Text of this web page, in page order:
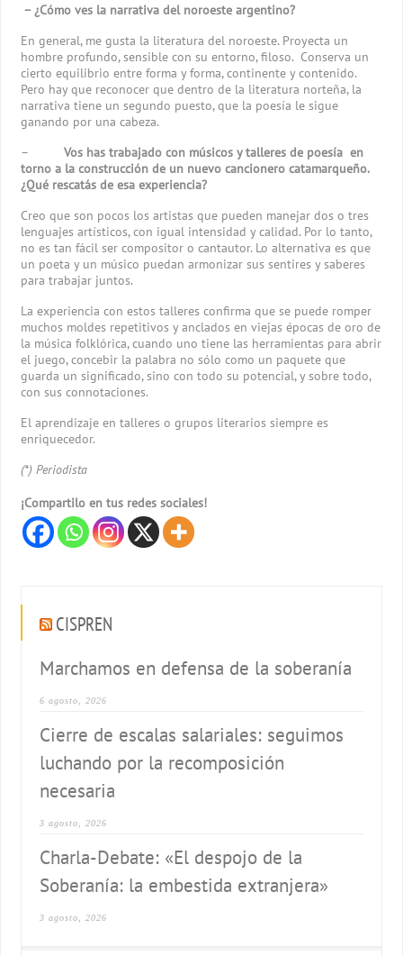
– ¿Cómo ves la narrativa del noroeste argentino?
En general, me gusta la literatura del noroeste. Proyecta un
hombre profundo, sensible con su entorno, filoso. Conserva un
cierto equilibrio entre forma y forma, continente y contenido.
Pero hay que reconocer que dentro de la literatura norteña, la
narrativa tiene un segundo puesto, que la poesía le sigue
ganando por una cabeza.
–Vos has trabajado con músicos y talleres de poesía en
torno a la construcción de un nuevo cancionero catamarqueño.
¿Qué rescatás de esa experiencia?
Creo que son pocos los artistas que pueden manejar dos o tres
lenguajes artísticos, con igual intensidad y calidad. Por lo tanto,
no es tan fácil ser compositor o cantautor. Lo alternativa es que
un poeta y un músico puedan armonizar sus sentires y saberes
para trabajar juntos.
La experiencia con estos talleres confirma que se puede romper
muchos moldes repetitivos y anclados en viejas épocas de oro de
la música folklórica, cuando uno tiene las herramientas para abrir
el juego, concebir la palabra no sólo como un paquete que
guarda un significado, sino con todo su potencial, y sobre todo,
con sus connotaciones.
El aprendizaje en talleres o grupos literarios siempre es
enriquecedor.
(*) Periodista
¡Compartilo en tus redes sociales!
CISPREN
Marchamos en defensa de la soberanía
6 agosto, 2026
Cierre de escalas salariales: seguimos
luchando por la recomposición
necesaria
3 agosto, 2026
Charla-Debate: «El despojo de la
Soberanía: la embestida extranjera»
3 agosto, 2026